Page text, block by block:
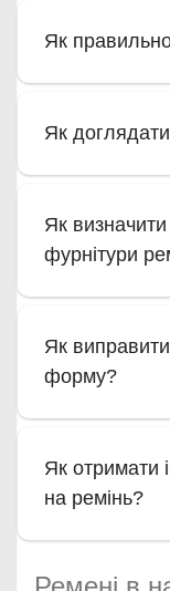
Як
Як
Як визначити
фурнітури
Як
форму?
Як отримати
на ремінь?